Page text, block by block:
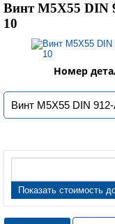
Винт M5X55 DIN
10
Номер
Винт M5X55 DIN
Показать стоимость